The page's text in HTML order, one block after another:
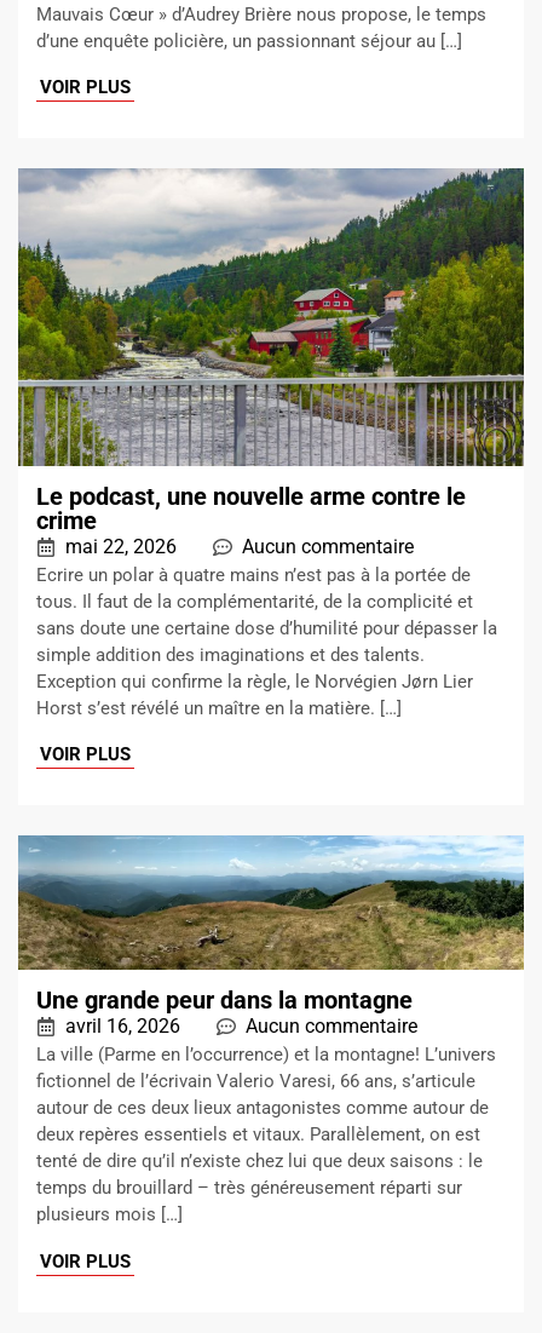
Mauvais Cœur » d’Audrey Brière nous propose, le temps
d’une enquête policière, un passionnant séjour au […]
VOIR PLUS
Le podcast, une nouvelle arme contre le
crime
mai 22, 2026 Aucun commentaire
Ecrire un polar à quatre mains n’est pas à la portée de
tous. Il faut de la complémentarité, de la complicité et
sans doute une certaine dose d’humilité pour dépasser la
simple addition des imaginations et des talents.
Exception qui confirme la règle, le Norvégien Jørn Lier
Horst s’est révélé un maître en la matière. […]
VOIR PLUS
Une grande peur dans la montagne
avril 16, 2026 Aucun commentaire
La ville (Parme en l’occurrence) et la montagne! L’univers
fictionnel de l’écrivain Valerio Varesi, 66 ans, s’articule
autour de ces deux lieux antagonistes comme autour de
deux repères essentiels et vitaux. Parallèlement, on est
tenté de dire qu’il n’existe chez lui que deux saisons : le
temps du brouillard – très généreusement réparti sur
plusieurs mois […]
VOIR PLUS